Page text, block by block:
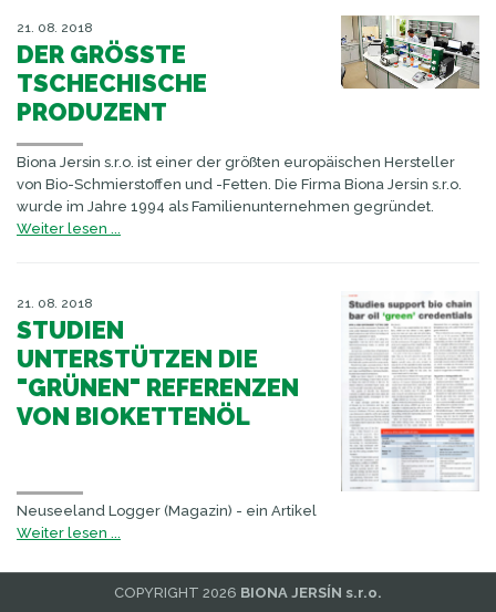
21. 08. 2018
DER GRÖSSTE T
SCHECHISCHE P
RODUZENT
Biona Jersin s.r.o. ist einer der größten europäischen Hersteller
von Bio-Schmierstoffen und -Fetten. Die Firma Biona Jersin s.r.o.
wurde im Jahre 1994 als Familienunternehmen gegründet.
Weiter lesen ...
21. 08. 2018
STUDIEN
UNTERSTÜTZEN DIE
"GRÜNEN" REFERENZEN
VON BIOKETTENÖL
Neuseeland Logger (Magazin) - ein Artikel
Weiter lesen ...
COPYRIGHT 2026 BIONA JERSÍN s.r.o.